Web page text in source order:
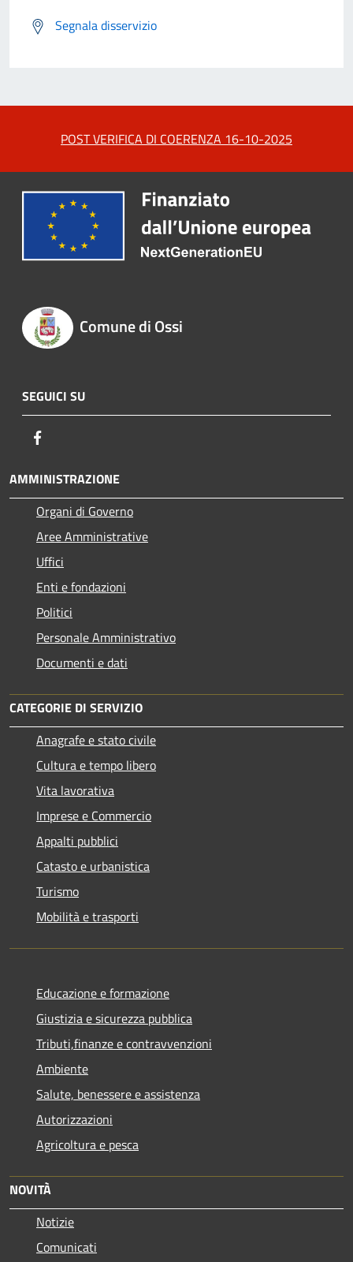
Segnala disservizio
POST VERIFICA DI COERENZA 16-10-2025
Comune di Ossi
SEGUICI SU
AMMINISTRAZIONE
Organi di Governo
Aree Amministrative
Uffici
Enti e fondazioni
Politici
Personale Amministrativo
Documenti e dati
CATEGORIE DI SERVIZIO
Anagrafe e stato civile
Cultura e tempo libero
Vita lavorativa
Imprese e Commercio
Appalti pubblici
Catasto e urbanistica
Turismo
Mobilità e trasporti
Educazione e formazione
Giustizia e sicurezza pubblica
Tributi,finanze e contravvenzioni
Ambiente
Salute, benessere e assistenza
Autorizzazioni
Agricoltura e pesca
NOVITÀ
Notizie
Comunicati